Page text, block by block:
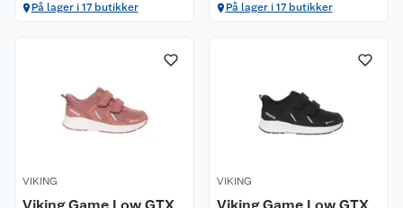
På lager i 17 butikker På lager i 17 butikker
VIKING VIKING